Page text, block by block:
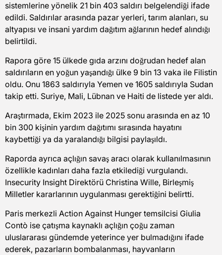
sistemlerine yönelik 21 bin 403 saldırı belgelendiği ifade
edildi. Saldırılar arasında pazar yerleri, tarım alanları, su
altyapısı ve insani yardım dağıtım ağlarının hedef alındığı
belirtildi.
Rapora göre 15 ülkede gıda arzını doğrudan hedef alan
saldırıların en yoğun yaşandığı ülke 9 bin 13 vaka ile Filistin
oldu. Onu 1863 saldırıyla Yemen ve 1605 saldırıyla Sudan
takip etti. Suriye, Mali, Lübnan ve Haiti de listede yer aldı.
Araştırmada, Ekim 2023 ile 2025 sonu arasında en az 10
bin 300 kişinin yardım dağıtımı sırasında hayatını
kaybettiği ya da yaralandığı bilgisi paylaşıldı.
Raporda ayrıca açlığın savaş aracı olarak kullanılmasının
özellikle kadınları daha fazla etkilediği vurgulandı.
Insecurity Insight Direktörü Christina Wille, Birleşmiş
Milletler kararlarının uygulanması gerektiğini belirtti.
Paris merkezli Action Against Hunger temsilcisi Giulia
Contò ise çatışma kaynaklı açlığın çoğu zaman
uluslararası gündemde yeterince yer bulmadığını ifade
ederek, pazarların bombalanması, hayvanların